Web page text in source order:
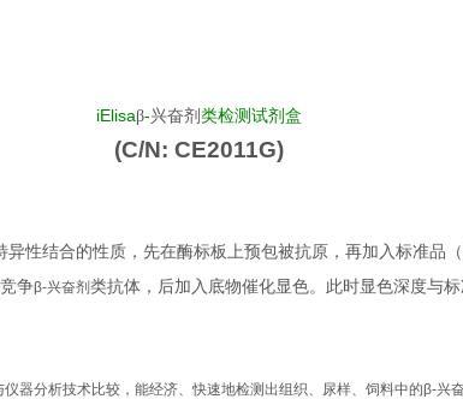
iElisaβ-兴奋剂 类检测试剂盒
(C/N: CE2011G)
异性结合的性质，先在酶标板上预包被抗原，再加入标准品
争β-兴奋剂 类抗体，后加入底物催化显色。此时显色深度与
仪器分析技术比较，能经济、快速地检测出组织、尿样、饲料中的β-兴